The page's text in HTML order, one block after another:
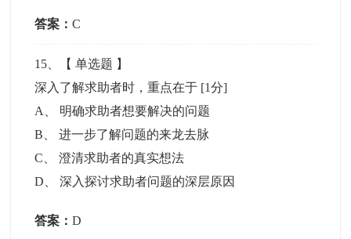
答案：C
15 、【单选题 】
深入了解求助者时，重点在于 [1分]
A
明确求助者想要解决的问题
B 、进一步了解问题的来龙去脉
C 、澄清求助者的真实想法
D 、深入探讨求助者问题的深层原因
答案：D